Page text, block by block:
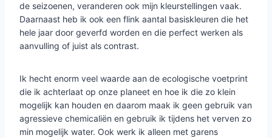
de seizoenen, veranderen ook mijn kleurstellingen vaak.
Daarnaast heb ik ook een flink aantal basiskleuren die het
hele jaar door geverfd worden en die perfect werken als
aanvulling of juist als contrast.
Ik hecht enorm veel waarde aan de ecologische voetprint
die ik achterlaat op onze planeet en hoe ik die zo klein
mogelijk kan houden en daarom maak ik geen gebruik van
agressieve chemicaliën en gebruik ik tijdens het verven zo
min mogelijk water. Ook werk ik alleen met garens